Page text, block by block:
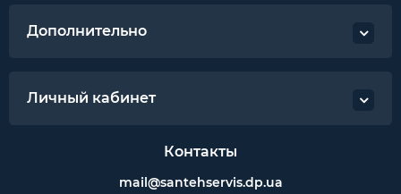
Дополнительно
Личный кабинет
Контакты
mail@santehservis.dp.ua